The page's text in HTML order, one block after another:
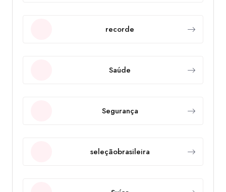
recorde
Saúde
Segurança
seleçãobrasileira